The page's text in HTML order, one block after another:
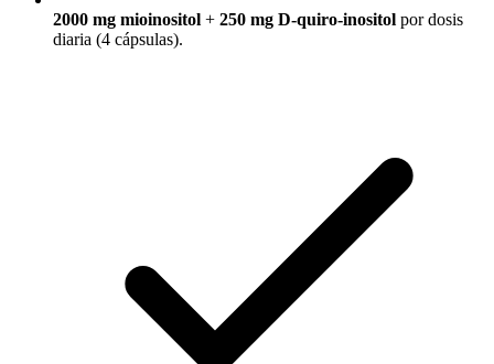
2000 mg mioinositol + 250 mg D-quiro-inositol por dosis
diaria (4 cápsulas).